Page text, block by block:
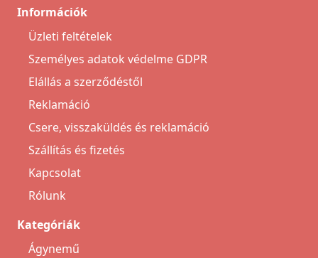
Információk
Üzleti feltételek
Személyes adatok védelme GDPR
Elállás a szerződéstől
Reklamáció
Csere, visszaküldés és reklamáció
Szállítás és fizetés
Kapcsolat
Rólunk
Kategóriák
Ágynemű